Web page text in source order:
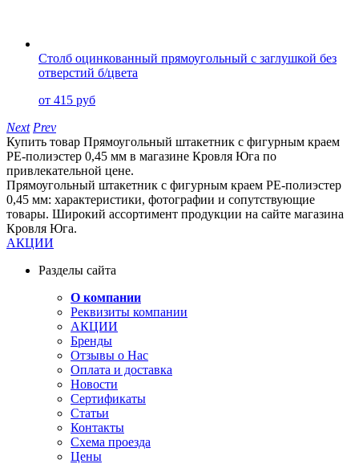
Столб оцинкованный прямоугольный с заглушкой без
отверстий б/цвета
от 415 руб
Next Prev
Купить товар Прямоугольный штакетник с фигурным краем
PE-полиэстер 0,45 мм в магазине Кровля Юга по
привлекательной цене.
Прямоугольный штакетник с фигурным краем PE-полиэстер
0,45 мм: характеристики, фотографии и сопутствующие
товары. Широкий ассортимент продукции на сайте магазина
Кровля Юга.
АКЦИИ
Разделы сайта
О компании
Реквизиты компании
АКЦИИ
Бренды
Отзывы о Нас
Оплата и доставка
Новости
Сертификаты
Статьи
Контакты
Схема проезда
Цены